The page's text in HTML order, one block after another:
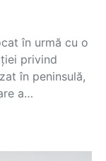
în urmă cu o
privind
în peninsulă,
a…